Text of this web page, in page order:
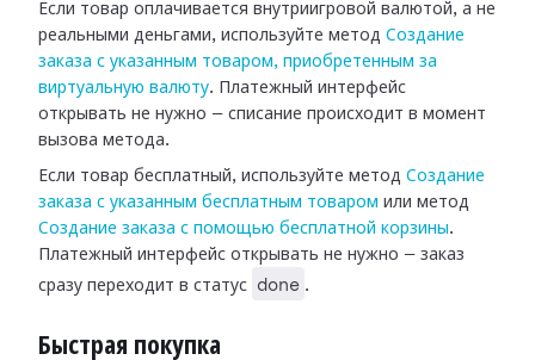
Если товар оплачивается внутриигровой валютой, а не
реальными деньгами, используйте метод Создание
заказа с указанным товаром, приобретенным за
виртуальную валюту. Платежный интерфейс
открывать не нужно — списание происходит в момент
вызова метода.
Если товар бесплатный, используйте метод Создание
заказа с указанным бесплатным товаром или метод
Создание заказа с помощью бесплатной корзины.
Платежный интерфейс открывать не нужно — заказ
сразу переходит в статус
done .
Быстрая покупка